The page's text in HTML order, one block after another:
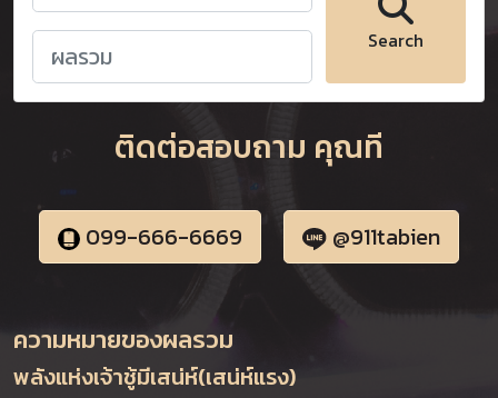
Search
ติดต่อสอบถาม คุณที
099-666-6669 @911tabien
ความหมายของผลรวม
พลังแห่งเจ้าชู้มีเสน่ห์(เสน่ห์แรง)